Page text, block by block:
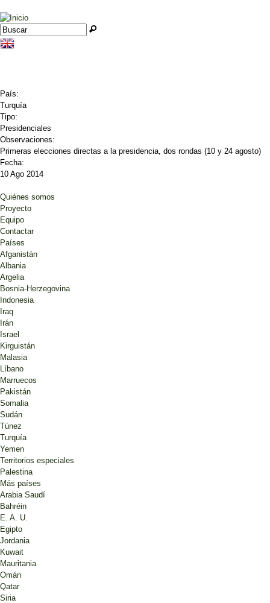
Jump to navigation
Formulario de búsqueda
Buscar
País:
Turquía
Tipo:
Presidenciales
Observaciones:
Primeras elecciones directas a la presidencia, dos rondas (10 y 24 agosto)
Fecha:
10 Ago 2014
Quiénes somos
Proyecto
Equipo
Contactar
Países
Afganistán
Albania
Argelia
Bosnia-Herzegovina
Indonesia
Iraq
Irán
Israel
Kirguistán
Malasia
Líbano
Marruecos
Pakistán
Somalia
Sudán
Túnez
Turquía
Yemen
Territorios especiales
Palestina
Más países
Arabia Saudí
Bahréin
E. A. U.
Egipto
Jordania
Kuwait
Mauritania
Omán
Qatar
Siria